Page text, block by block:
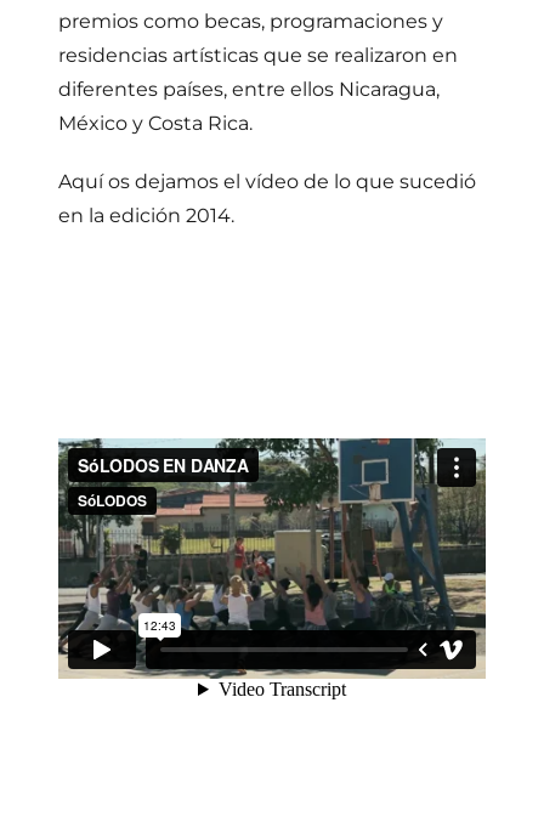
premios como becas, programaciones y
residencias artísticas que se realizaron en
diferentes países, entre ellos Nicaragua,
México y Costa Rica.
Aquí os dejamos el vídeo de lo que sucedió
en la edición 2014.